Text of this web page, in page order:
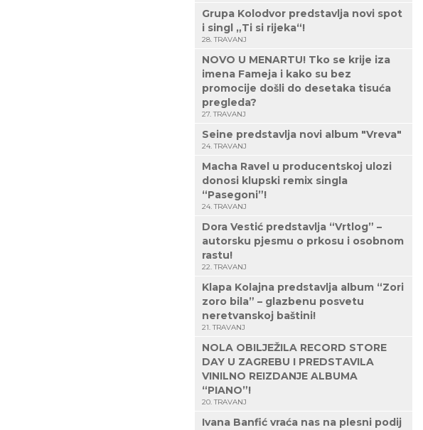
Grupa Kolodvor predstavlja novi spot
i singl „Ti si rijeka“!
28. TRAVANJ
NOVO U MENARTU! Tko se krije iza
imena Fameja i kako su bez
promocije došli do desetaka tisuća
pregleda?
27. TRAVANJ
Seine predstavlja novi album "Vreva"
24. TRAVANJ
Macha Ravel u producentskoj ulozi
donosi klupski remix singla
“Pasegoni”!
24. TRAVANJ
Dora Vestić predstavlja “Vrtlog” –
autorsku pjesmu o prkosu i osobnom
rastu!
22. TRAVANJ
Klapa Kolajna predstavlja album “Zori
zoro bila” – glazbenu posvetu
neretvanskoj baštini!
21. TRAVANJ
NOLA OBILJEŽILA RECORD STORE
DAY U ZAGREBU I PREDSTAVILA
VINILNO REIZDANJE ALBUMA
“PIANO”!
20. TRAVANJ
Ivana Banfić vraća nas na plesni podij